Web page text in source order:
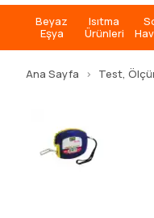
Beyaz
Eşya
Isıtma
Ürünleri
Ana Sayfa Test,